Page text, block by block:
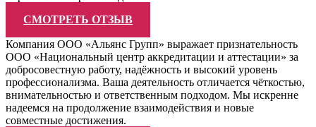
СМОТРЕТЬ ОТЗЫВ
Компания ООО «Альянс Групп» выражает признательность
ООО «Национальный центр аккредитации и аттестации» за
добросовестную работу, надёжность и высокий уровень
профессионализма. Ваша деятельность отличается чёткостью,
внимательностью и ответственным подходом. Мы искренне
надеемся на продолжение взаимодействия и новые
совместные достижения.